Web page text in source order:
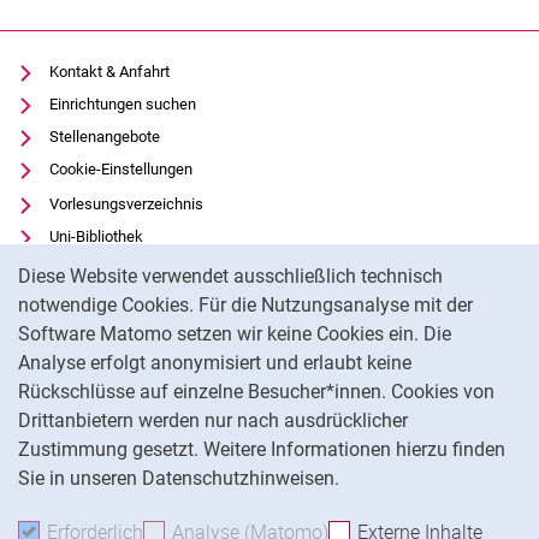
Diese Website verwendet ausschließlich technisch
notwendige Cookies. Für die Nutzungsanalyse mit der
Software Matomo setzen wir keine Cookies ein. Die
Analyse erfolgt anonymisiert und erlaubt keine
Rückschlüsse auf einzelne Besucher*innen. Cookies von
Drittanbietern werden nur nach ausdrücklicher
Zustimmung gesetzt. Weitere Informationen hierzu finden
Sie in unseren Datenschutzhinweisen.
Erforderlich Erforderliche Cookies akzeptieren
Analyse (Matomo) Analyse-Cookies
Externe Inhalte
Kontakt & Anfahrt
Einrichtungen suchen
Stellenangebote
Cookie-Einstellungen
Vorlesungsverzeichnis
Uni-Bibliothek
Moodle
Panopto
Datenschutz
Barrierefreiheit
Transparenter KI-Einsatz